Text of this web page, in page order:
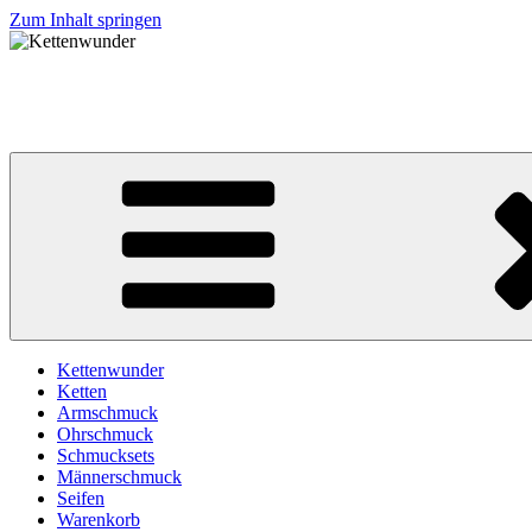
Zum Inhalt springen
Kettenwunder
Ketten
Armschmuck
Ohrschmuck
Schmucksets
Männerschmuck
Seifen
Warenkorb